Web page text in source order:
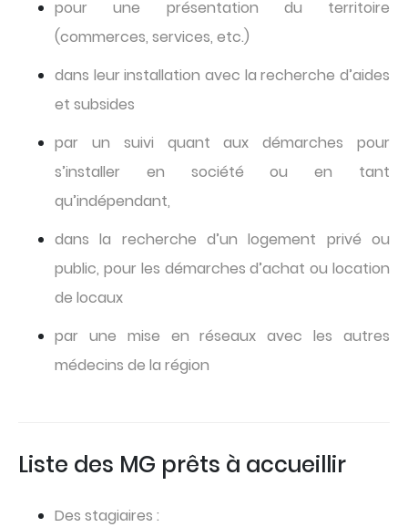
pour une présentation du territoire
(commerces, services, etc.)
dans leur installation avec la recherche d’aides
et subsides
par un suivi quant aux démarches pour
s’installer en société ou en tant
qu’indépendant,
dans la recherche d’un logement privé ou
public, pour les démarches d’achat ou location
de locaux
par une mise en réseaux avec les autres
médecins de la région
Liste des MG prêts à accueillir
Des stagiaires :